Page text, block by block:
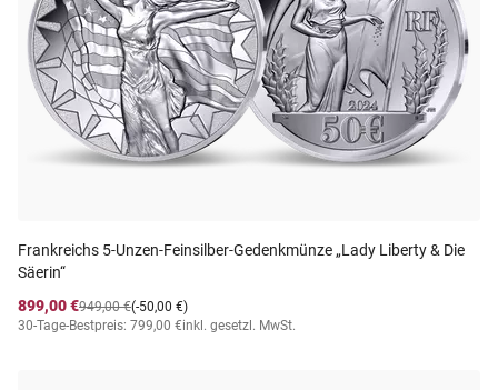
Frankreichs 5-Unzen-Feinsilber-Gedenkmünze „Lady Liberty & Die
Säerin“
899,00 €
(-50,00 €)
949,00 €
30-Tage-Bestpreis: 799,00 €inkl. gesetzl. MwSt.